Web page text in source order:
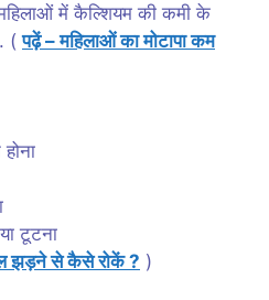
में कैल्शियम की कमी के
. (पढ़ें – महिलाओं का मोटापा कम
टूटना
झड़ने से कैसे रोकें ? )